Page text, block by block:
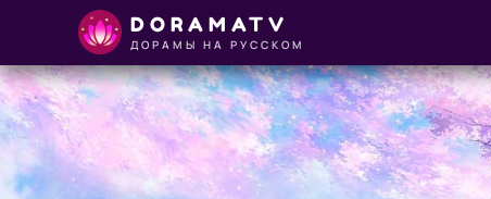
DORAMATV
ДОРАМЫ НА РУССКОМ